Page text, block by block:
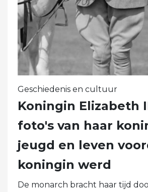
Geschiedenis en cultuur
Koningin Elizabeth
foto's van haar
jeugd en leven
koningin werd
De monarch bracht haar tijd